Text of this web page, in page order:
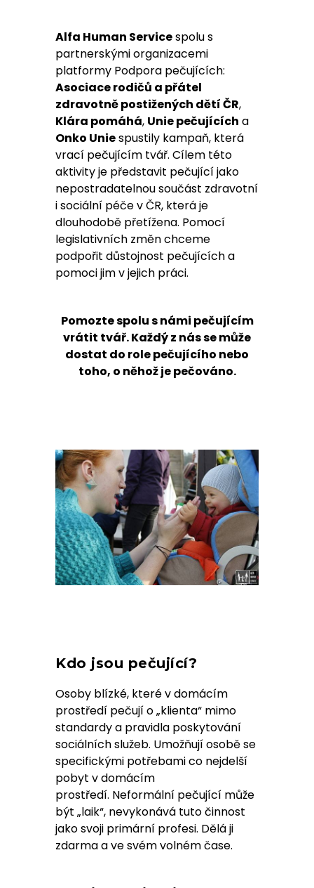
Alfa Human Servicespolu s
partnerskými organizacemi
platformy Podpora pečujících:
Asociace rodičů a přátel
zdravotně postižených dětí ČR,
Klára pomáhá, Unie pečujících a
Onko Uniespustily kampaň, která
vrací pečujícím tvář. Cílem této
aktivity je představit pečující jako
nepostradatelnou součást zdravotní
i sociální péče v ČR, která je
dlouhodobě přetížena. Pomocí
legislativních změn chceme
podpořit důstojnost pečujících a
pomoci jim v jejich práci.
Pomozte spolu s námi pečujícím
vrátit tvář. Každý z nás se může
dostat do role pečujícího nebo
toho, o něhož je pečováno.
Kdo jsou pečující?
Osoby blízké, které v domácím
prostředí pečují o „klienta“ mimo
standardy a pravidla poskytování
sociálních služeb. Umožňují osobě se
specifickými potřebami co nejdelší
pobyt v domácím
prostředí. Neformální pečující může
být „laik“, nevykonává tuto činnost
jako svoji primární profesi. Dělá ji
zdarma a ve svém volném čase.